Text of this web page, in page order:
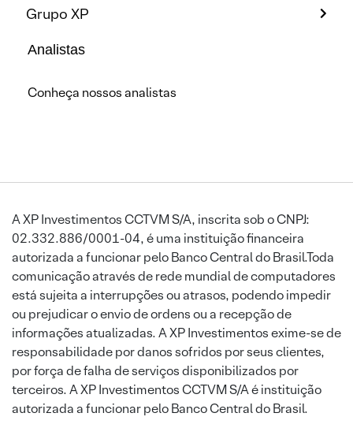
Grupo XP
Analistas
Conheça nossos analistas
A XP Investimentos CCTVM S/A, inscrita sob o CNPJ:
02.332.886/0001-04, é uma instituição financeira
autorizada a funcionar pelo Banco Central do Brasil.Toda
comunicação através de rede mundial de computadores
está sujeita a interrupções ou atrasos, podendo impedir
ou prejudicar o envio de ordens ou a recepção de
informações atualizadas. A XP Investimentos exime-se de
responsabilidade por danos sofridos por seus clientes,
por força de falha de serviços disponibilizados por
terceiros. A XP Investimentos CCTVM S/A é instituição
autorizada a funcionar pelo Banco Central do Brasil.